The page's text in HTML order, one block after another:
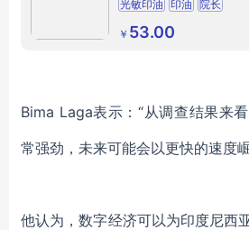
光敏印油 印油 院长
￥ 53.00
Bima Laga表示：“从调查结果来
常强劲，未来可能会以更快的速度崛
他认为 ，数字经济可以为印度尼西